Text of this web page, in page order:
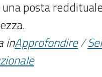
posta
inApprofondire/